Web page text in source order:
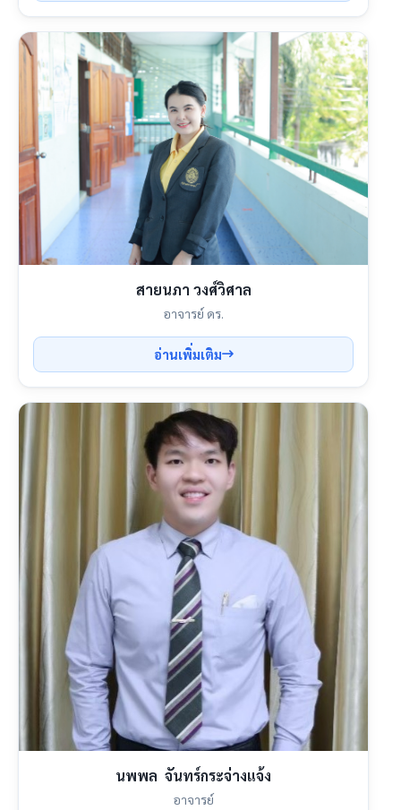
สายนภา วงศ์วิศาล
อาจารย์ ดร.
อ่านเพิ่มเติม
นพพล จันทร์กระจ่างแจ้ง
อาจารย์